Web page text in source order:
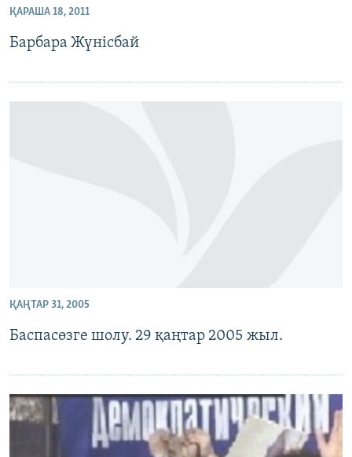
ЖАЗЫЛЫҢЫЗ
Басқа тілдерде
ҚАРАША 18, 2011
Барбара Жүнісбай
ҚАҢТАР 31, 2005
Баспасөзге шолу. 29 қаңтар 2005 жыл.